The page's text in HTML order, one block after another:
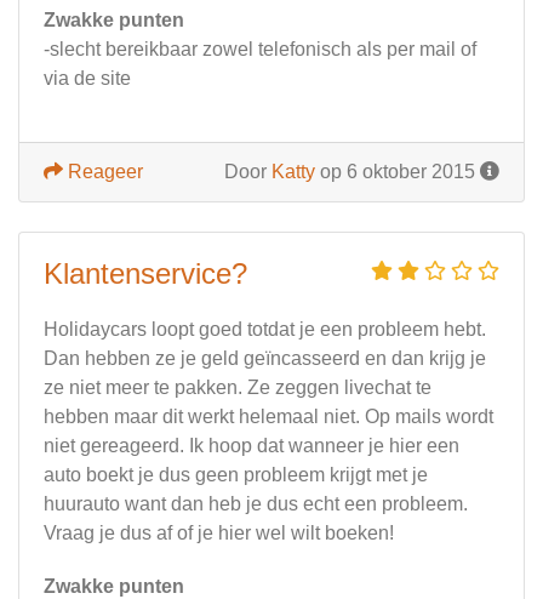
Zwakke punten
-slecht bereikbaar zowel telefonisch als per mail of
via de site
Door Katty op 6 oktober 2015
Reageer
Klantenservice?
Holidaycars loopt goed totdat je een probleem hebt.
Dan hebben ze je geld geïncasseerd en dan krijg je
ze niet meer te pakken. Ze zeggen livechat te
hebben maar dit werkt helemaal niet. Op mails wordt
niet gereageerd. Ik hoop dat wanneer je hier een
auto boekt je dus geen probleem krijgt met je
huurauto want dan heb je dus echt een probleem.
Vraag je dus af of je hier wel wilt boeken!
Zwakke punten